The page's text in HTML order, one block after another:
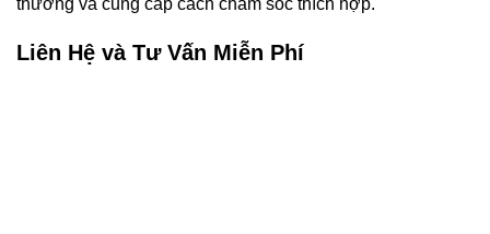
thường và cung cấp cách chăm sóc thích hợp.
Liên Hệ và Tư Vấn Miễn Phí